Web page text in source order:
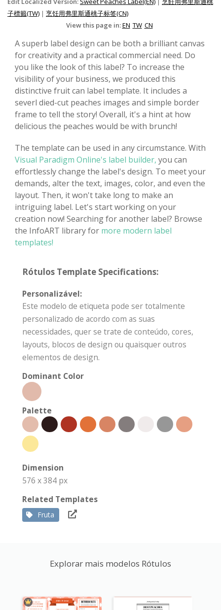
子標籤(TW) | 烹饪用弗里斯通桃子标签(CN)
View this page in:EN TW CN
A superb label design can be both a brilliant canvas
for creativity and a practical commercial need. Do
you like the look of this label? To increase the
visibility of your business, we produced this
distinctive fruit can label template. It includes a
severl died-cut peaches images and simple border
frame to tell the story! Overall, it's a hint at how
delicious the peaches would be with brunch!
The template can be used in any circumstance. With
Visual Paradigm Online's label builder, you can
effortlessly change the label's design. To meet your
demands, alter the text, images, color, and even the
layout. Then, it won't take long to make an
intriguing label. Let's start working on your
creation now! Searching for another label? Browse
the InfoART library for more modern label
templates!
Rótulos Template Specifications:
Personalizável:
Este modelo de etiqueta pode ser totalmente
personalizado de acordo com as suas
necessidades, quer se trate de conteúdo, cores,
layouts, blocos de design ou quaisquer outros
elementos de design.
Dominant Color
Palette
Dimension
576 x 384 px
Related Templates
Fruta
Explorar mais modelos Rótulos